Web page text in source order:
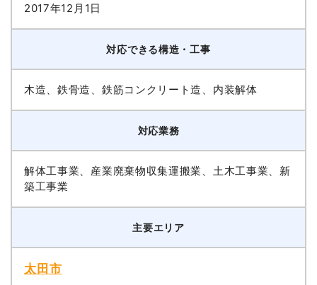
2017年12月1日
対応できる構造・工事
木造、鉄骨造、鉄筋コンクリート造、内装解体
対応業務
解体工事業、産業廃棄物収集運搬業、土木工事業、新
築工事業
主要エリア
太田市